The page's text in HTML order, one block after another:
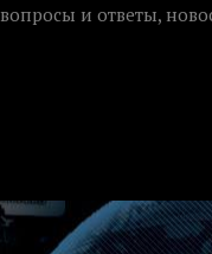
и ответы,